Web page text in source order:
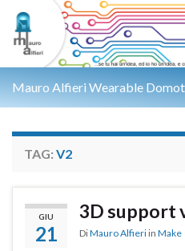
Mauro Alfieri Wearable
TAG: V2
GIU
21
3D support
DiMauro Alfieri in Make